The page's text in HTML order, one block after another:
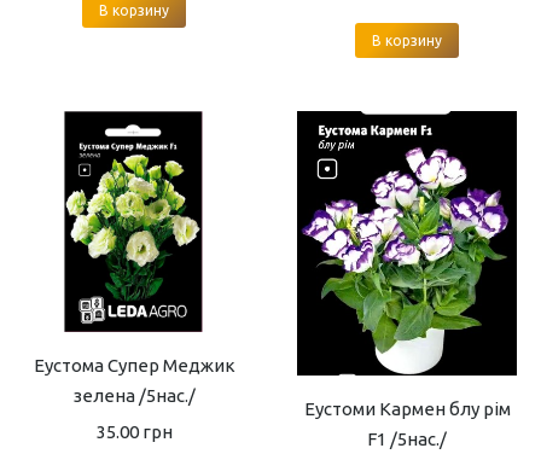
В корзину
В корзину
Еустома Супер Меджик
зелена /5нас./
35.00 грн
Еустоми Кармен блу рім
F1 /5нас./